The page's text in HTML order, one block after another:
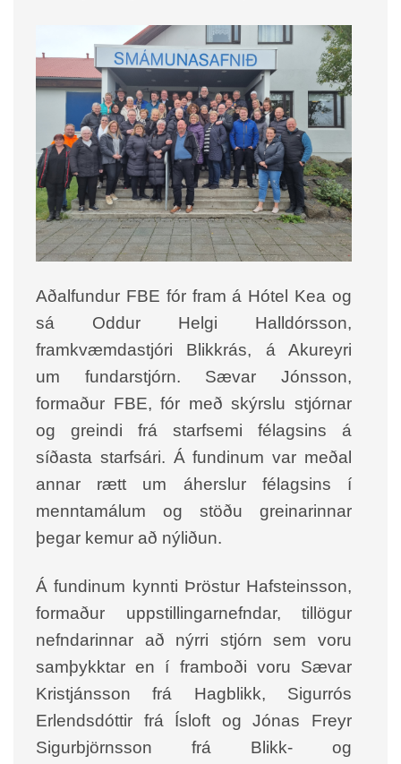
Aðalfundur FBE fór fram á Hótel Kea og
sá Oddur Helgi Halldórsson,
framkvæmdastjóri Blikkrás, á Akureyri
um fundarstjórn. Sævar Jónsson,
formaður FBE, fór með skýrslu stjórnar
og greindi frá starfsemi félagsins á
síðasta starfsári. Á fundinum var meðal
annar rætt um áherslur félagsins í
menntamálum og stöðu greinarinnar
þegar kemur að nýliðun.
Á fundinum kynnti Þröstur Hafsteinsson,
formaður uppstillingarnefndar, tillögur
nefndarinnar að nýrri stjórn sem voru
samþykktar en í framboði voru Sævar
Kristjánsson frá Hagblikk, Sigurrós
Erlendsdóttir frá Ísloft og Jónas Freyr
Sigurbjörnsson frá Blikk- og